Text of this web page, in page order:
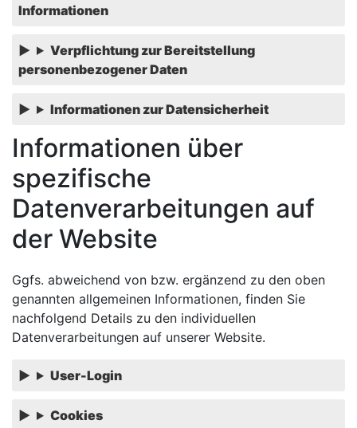
Informationen
Verpflichtung zur Bereitstellung
personenbezogener Daten
Informationen zur Datensicherheit
Informationen über
spezifische
Datenverarbeitungen auf
der Website
Ggfs. abweichend von bzw. ergänzend zu den oben
genannten allgemeinen Informationen, finden Sie
nachfolgend Details zu den individuellen
Datenverarbeitungen auf unserer Website.
User-Login
Cookies